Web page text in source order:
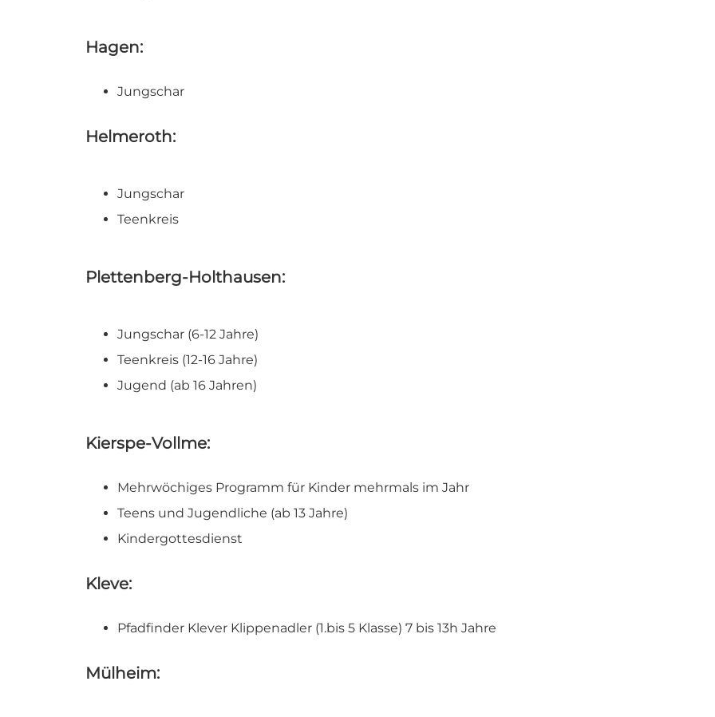
Hagen:
Jungschar
Helmeroth:
Jungschar
Teenkreis
Plettenberg-Holthausen:
Jungschar (6-12 Jahre)
Teenkreis (12-16 Jahre)
Jugend (ab 16 Jahren)
Kierspe-Vollme:
Mehrwöchiges Programm für Kinder mehrmals im Jahr
Teens und Jugendliche (ab 13 Jahre)
Kindergottesdienst
Kleve:
Pfadfinder Klever Klippenadler (1.bis 5 Klasse) 7 bis 13h Jahre
Mülheim: